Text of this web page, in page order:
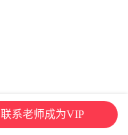
联系老师成为VIP